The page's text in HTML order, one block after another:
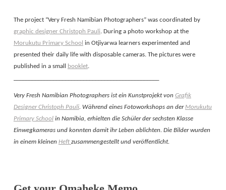
The project “Very Fresh Namibian Photographers” was coordinated by
graphic designer Christoph Pauli. During a photo workshop at the
Morukutu Primary School in Otjiyarwa learners experimented and
presented their daily life with disposable cameras. The pictures were
published in a small
booklet.
Very Fresh Namibian Photographers ist ein Kunstprojekt von Grafik
Designer Christoph Pauli. Während eines Fotoworkshops an derMorukutu
Primary Schoolin Namibia, erhielten die Schüler der sechsten Klasse
Einwegkameras und konnten damit ihr Leben ablichten. Die Bilder wurden
in einem kleinen Heft zusammengestellt und veröffentlicht.